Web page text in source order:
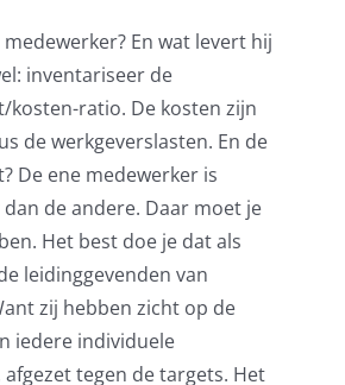
En wat levert hij
inventariseer de
ratio. De kosten zijn
de werkgeverslasten. En de
De ene medewerker is
de andere. Daar moet je
Het best doe je dat als
leidinggevenden van
zij hebben zicht op de
iedere individuele
tegen de targets. Het